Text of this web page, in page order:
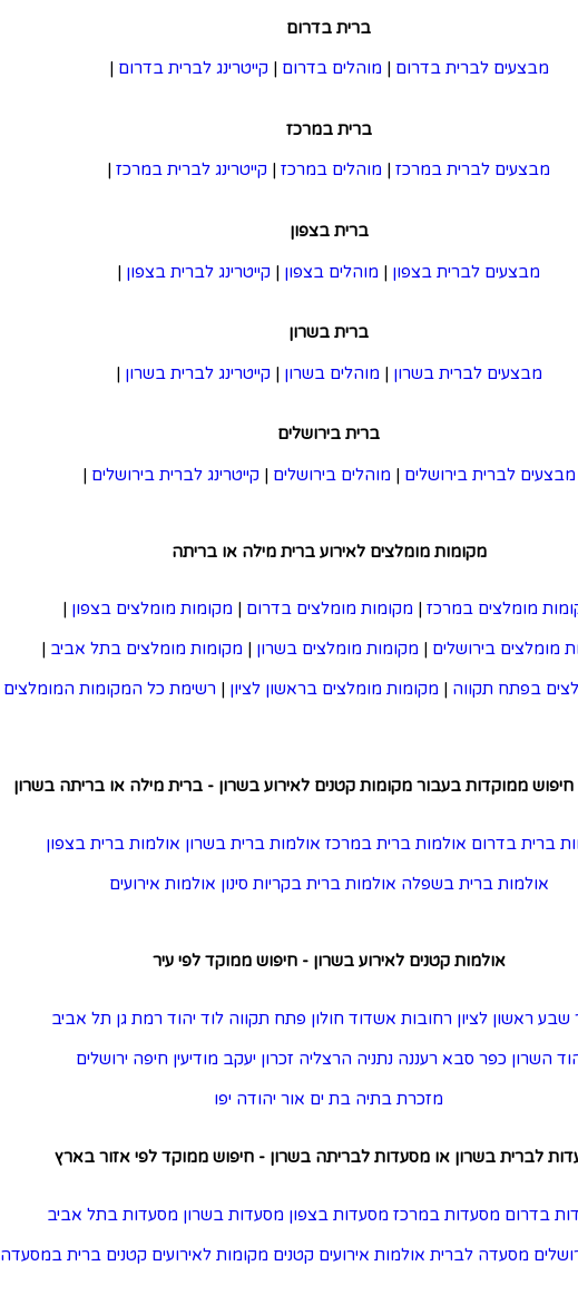
ברית בדרום
מבצעים לברית בדרום | מוהלים בדרום | קייטרינג לברית בדרום |
ברית במרכז
מבצעים לברית במרכז | מוהלים במרכז | קייטרינג לברית במרכז |
ברית בצפון
מבצעים לברית בצפון | מוהלים בצפון | קייטרינג לברית בצפון |
ברית בשרון
מבצעים לברית בשרון | מוהלים בשרון | קייטרינג לברית בשרון |
ברית בירושלים
מבצעים לברית בירושלים | מוהלים בירושלים | קייטרינג לברית בירושלים |
מקומות מומלצים לאירוע ברית מילה או בריתה
מומלצים במרכז | מקומות מומלצים בדרום | מקומות מומלצים בצפון |
מומלצים בירושלים | מקומות מומלצים בשרון | מקומות מומלצים בתל אביב |
בפתח תקווה | מקומות מומלצים בראשון לציון | רשימת כל המקומות המומלצים
חיפוש ממוקדות בעבור מקומות קטנים לאירוע בשרון - ברית מילה או בריתה בשרון
ברית בדרום אולמות ברית במרכז אולמות ברית בשרון אולמות ברית בצפון
אולמות ברית בשפלה אולמות ברית בקריות סינון אולמות אירועים
אולמות קטנים לאירוע בשרון - חיפוש ממוקד לפי עיר
שבע ראשון לציון רחובות אשדוד חולון פתח תקווה לוד יהוד רמת גן תל אביב
השרון כפר סבא רעננה נתניה הרצליה זכרון יעקב מודיעין חיפה ירושלים
מזכרת בתיה בת ים אור יהודה יפו
לברית בשרון או מסעדות לבריתה בשרון - חיפוש ממוקד לפי אזור בארץ
בדרום מסעדות במרכז מסעדות בצפון מסעדות בשרון מסעדות בתל אביב
מסעדה לברית אולמות אירועים קטנים מקומות לאירועים קטנים ברית במסעדה